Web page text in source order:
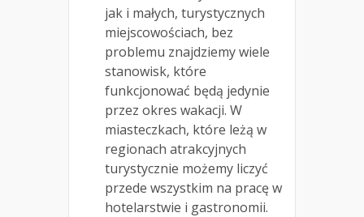
jak i małych, turystycznych
miejscowościach, bez
problemu znajdziemy wiele
stanowisk, które
funkcjonować będą jedynie
przez okres wakacji. W
miasteczkach, które leżą w
regionach atrakcyjnych
turystycznie możemy liczyć
przede wszystkim na pracę w
hotelarstwie i gastronomii.